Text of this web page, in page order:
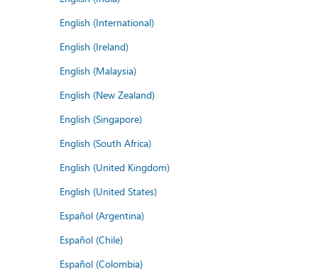
English (International)
English (Ireland)
English (Malaysia)
English (New Zealand)
English (Singapore)
English (South Africa)
English (United Kingdom)
English (United States)
Español (Argentina)
Español (Chile)
Español (Colombia)